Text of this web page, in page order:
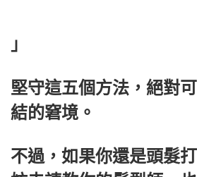
」
堅守這五個方法，絕對
結的窘境。
不過，如果你還是頭髮